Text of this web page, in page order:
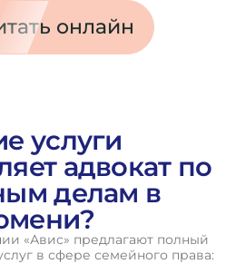
онлайн
услуги
адвокат по
делам в
«Авис» предлагают полный
в сфере семейного права: